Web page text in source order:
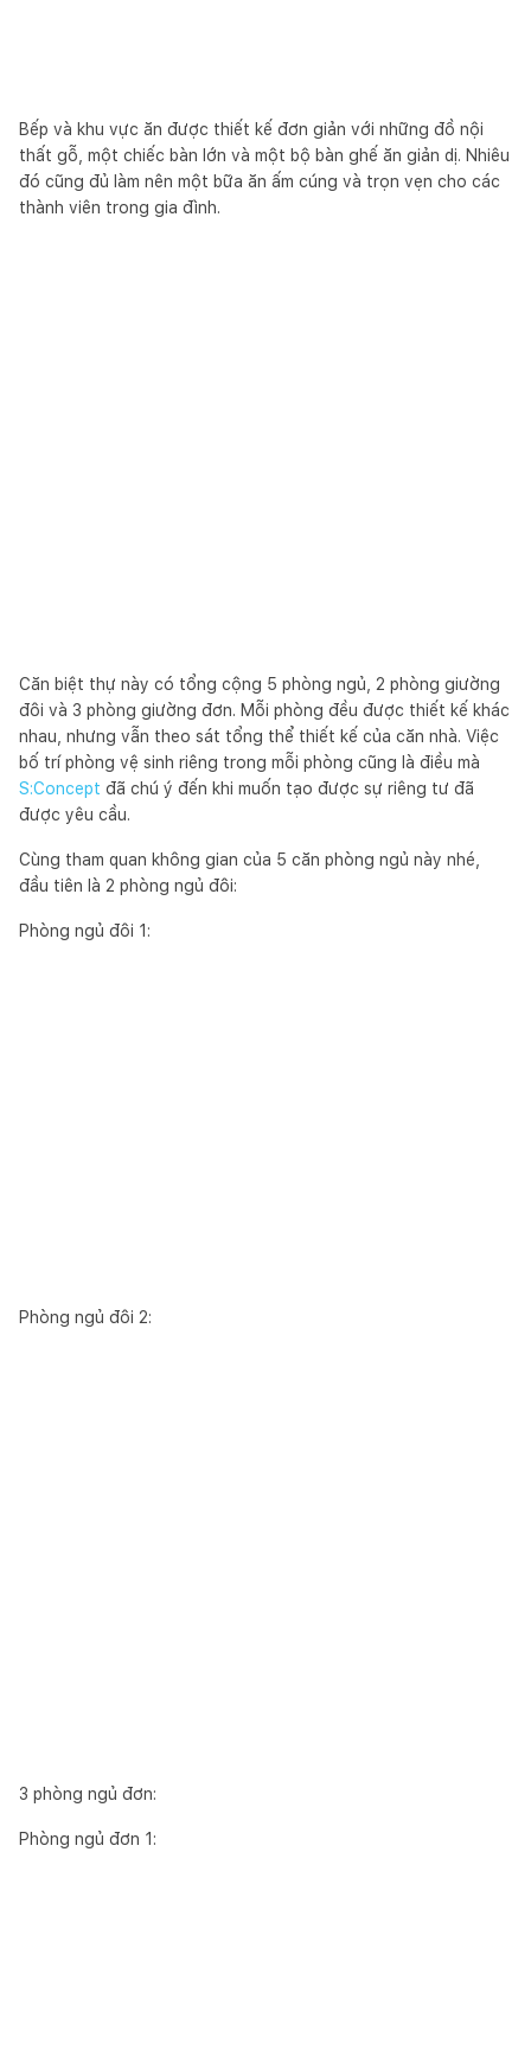
Bếp và khu vực ăn được thiết kế đơn giản với những đồ nội
thất gỗ, một chiếc bàn lớn và một bộ bàn ghế ăn giản dị. Nhiêu
đó cũng đủ làm nên một bữa ăn ấm cúng và trọn vẹn cho các
thành viên trong gia đình.
Căn biệt thự này có tổng cộng 5 phòng ngủ, 2 phòng giường
đôi và 3 phòng giường đơn. Mỗi phòng đều được thiết kế khác
nhau, nhưng vẫn theo sát tổng thể thiết kế của căn nhà. Việc
bố trí phòng vệ sinh riêng trong mỗi phòng cũng là điều mà
S:Concept đã chú ý đến khi muốn tạo được sự riêng tư đã
được yêu cầu.
Cùng tham quan không gian của 5 căn phòng ngủ này nhé,
đầu tiên là 2 phòng ngủ đôi:
Phòng ngủ đôi 1:
Phòng ngủ đôi 2:
3 phòng ngủ đơn:
Phòng ngủ đơn 1: